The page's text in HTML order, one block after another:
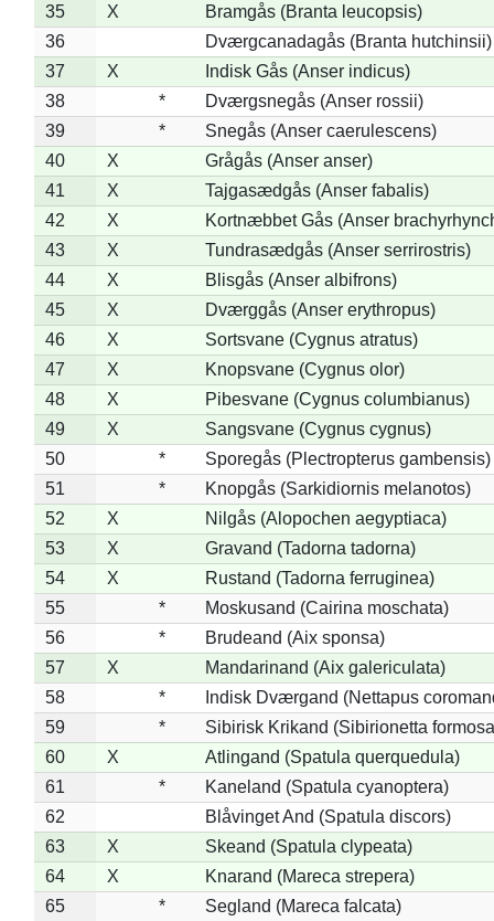
35
X
Bramgås (Branta leucopsis)
36
Dværgcanadagås (Branta hutchinsii)
37
X
Indisk Gås (Anser indicus)
38
*
Dværgsnegås (Anser rossii)
39
*
Snegås (Anser caerulescens)
40
X
Grågås (Anser anser)
41
X
Tajgasædgås (Anser fabalis)
42
X
Kortnæbbet Gås (Anser
43
X
Tundrasædgås (Anser serrirostris)
44
X
Blisgås (Anser albifrons)
45
X
Dværggås (Anser erythropus)
46
X
Sortsvane (Cygnus atratus)
47
X
Knopsvane (Cygnus olor)
48
X
Pibesvane (Cygnus columbianus)
49
X
Sangsvane (Cygnus cygnus)
50
*
Sporegås (Plectropterus gambensis)
51
*
Knopgås (Sarkidiornis melanotos)
52
X
Nilgås (Alopochen aegyptiaca)
53
X
Gravand (Tadorna tadorna)
54
X
Rustand (Tadorna ferruginea)
55
*
Moskusand (Cairina moschata)
56
*
Brudeand (Aix sponsa)
57
X
Mandarinand (Aix galericulata)
58
*
Indisk Dværgand (Nettapus
59
*
Sibirisk Krikand (Sibirionetta
60
X
Atlingand (Spatula querquedula)
61
*
Kaneland (Spatula cyanoptera)
62
Blåvinget And (Spatula discors)
63
X
Skeand (Spatula clypeata)
64
X
Knarand (Mareca strepera)
65
*
Segland (Mareca falcata)